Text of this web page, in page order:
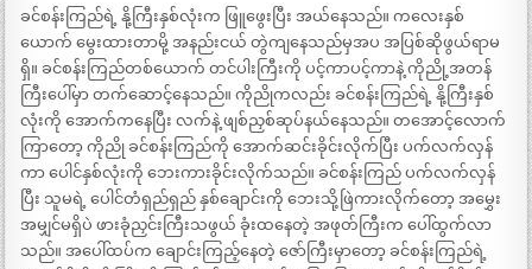
ခင်စန်းကြည်ရဲ့ နို့ကြီးနှစ်လုံးက ဖြူဖွေးပြီး အယ်နေသည်။ ကလေးနှစ်
ယောက် မွေးထားတာမို့ အနည်းငယ် တွဲကျနေသည်မှအပ အပြစ်ဆိုဖွယ်ရာမ
ရှိ။ ခင်စန်းကြည်တစ်ယောက် တင်ပါးကြီးကို ပင့်ကာပင့်ကာနဲ့ ကိုညို့အတန်
ကြီးပေါ်မှာ တက်ဆောင့်နေသည်။ ကိုညိုကလည်း ခင်စန်းကြည်ရဲ့ နို့ကြီးနှစ်
လုံးကို အောက်ကနေပြီး လက်နဲ့ ဖျစ်ညှစ်ဆုပ်နယ်နေသည်။ တအောင့်လောက်
ကြာတော့ ကိုညို ခင်စန်းကြည်ကို အောက်ဆင်းခိုင်းလိုက်ပြီး ပက်လက်လှန်
ကာ ပေါင်နှစ်လုံးကို ဘေးကားခိုင်းလိုက်သည်။ ခင်စန်းကြည် ပက်လက်လှန်
ပြီး သူမရဲ့ ပေါင်တံရှည်ရှည် နှစ်ချောင်းကို ဘေးသို့ဖြဲကားလိုက်တော့ အမွှေး
အမျှင်မရှိပဲ ဖားခုံညှင်းကြီးသဖွယ် ခုံးထနေတဲ့ အဖုတ်ကြီးက ပေါ်ထွက်လာ
သည်။ အပေါ်ထပ်က ချောင်းကြည့်နေတဲ့ ဇော်ကြီးမှာတော့ ခင်စန်းကြည်ရဲ့